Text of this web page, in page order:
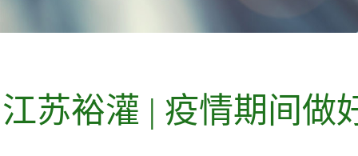
江苏裕灌|疫情期间做